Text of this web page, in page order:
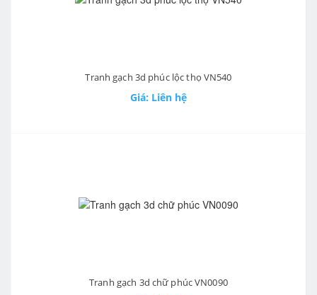
Tranh gạch 3d phúc lộc thọ VN540
Giá: Liên hệ
Tranh gạch 3d chữ phúc VN0090